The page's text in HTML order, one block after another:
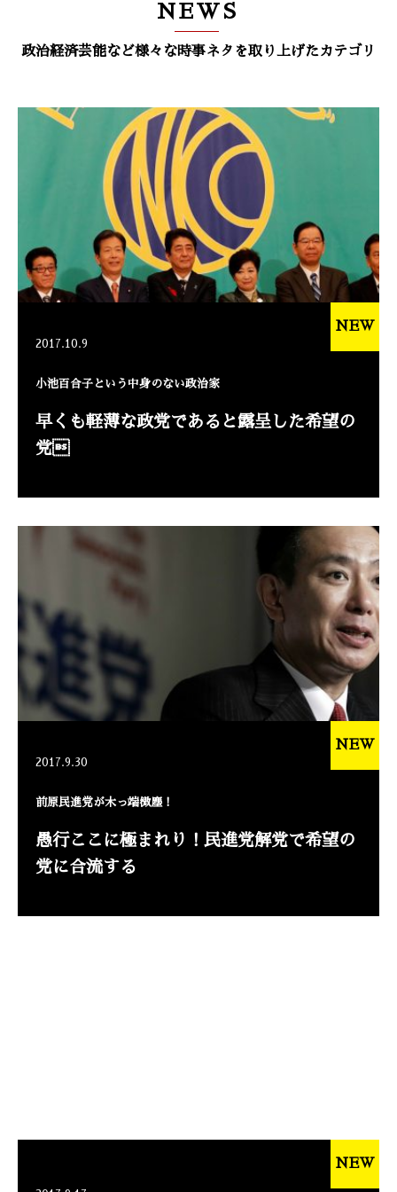
NEWS
政治経済芸能など様々な時事ネタを取り上げたカテゴリ
2017.10.9
小池百合子という中身のない政治家
早くも軽薄な政党であると露呈した希望の
党
NEW
2017.9.30
前原民進党が木っ端微塵！
愚行ここに極まれり！民進党解党で希望の
党に合流する
NEW
NEW